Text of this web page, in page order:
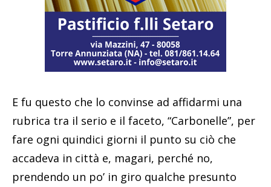
E fu questo che lo convinse ad affidarmi una
rubrica tra il serio e il faceto, “Carbonelle”, per
fare ogni quindici giorni il punto su ciò che
accadeva in città e, magari, perché no,
prendendo un po’ in giro qualche presunto